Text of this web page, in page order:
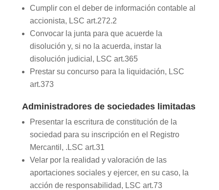
Cumplir con el deber de información contable al
accionista, LSC art.272.2
Convocar la junta para que acuerde la
disolución y, si no la acuerda, instar la
disolución judicial, LSC art.365
Prestar su concurso para la liquidación, LSC
art.373
Administradores de sociedades limitadas
Presentar la escritura de constitución de la
sociedad para su inscripción en el Registro
Mercantil, .LSC art.31
Velar por la realidad y valoración de las
aportaciones sociales y ejercer, en su caso, la
acción de responsabilidad, LSC art.73